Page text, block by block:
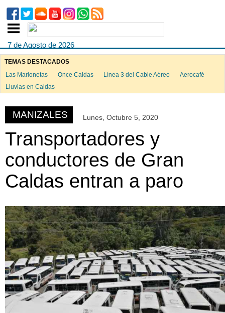
7 de Agosto de 2026
TEMAS DESTACADOS
Las Marionetas
Once Caldas Línea 3 del Cable Aéreo
Aerocafé
Lluvias en Caldas
MANIZALES Lunes, Octubre 5, 2020
Transportadores y
conductores de Gran
Caldas entran a paro